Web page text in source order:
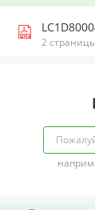
2